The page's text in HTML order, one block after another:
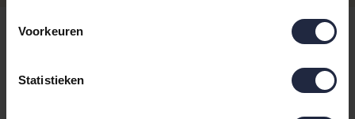
Voorkeuren
Statistieken
4-8 werkdagen